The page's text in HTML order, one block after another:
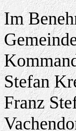
Im
Stefan
Franz